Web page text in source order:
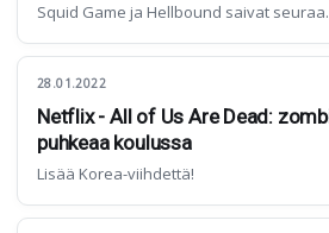
Squid Game ja Hellbound saivat seuraa.
28.01.2022
Netflix - All of Us Are Dead:
puhkeaa koulussa
Lisää Korea-viihdettä!